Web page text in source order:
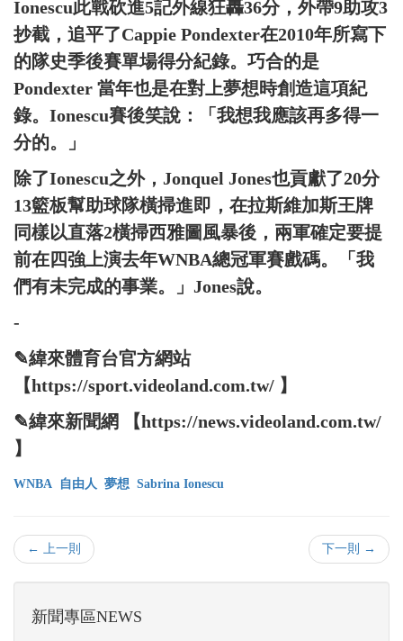
Ionescu此戰砍進5記外線狂轟36分，外帶9助攻3
抄截，追平了Cappie Pondexter在2010年所寫下
的隊史季後賽單場得分紀錄。巧合的是
Pondexter 當年也是在對上夢想時創造這項紀
錄。Ionescu賽後笑說：「我想我應該再多得一
分的。」
除了Ionescu之外，Jonquel Jones也貢獻了20分
13籃板幫助球隊橫掃進即，在拉斯維加斯王牌
同樣以直落2橫掃西雅圖風暴後，兩軍確定要提
前在四強上演去年WNBA總冠軍賽戲碼。「我
們有未完成的事業。」Jones說。
-
✎緯來體育台官方網站
【https://sport.videoland.com.tw/ 】
✎緯來新聞網 【https://news.videoland.com.tw/
】
WNBA 自由人 夢想 Sabrina Ionescu
← 上一則 下一則 →
新聞專區NEWS